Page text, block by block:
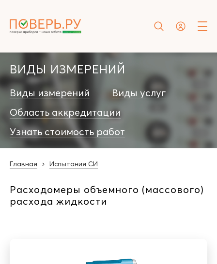
ВИДЫ ИЗМЕРЕНИЙ
Виды измерений
Виды услуг
Область аккредитации
Узнать стоимость работ
Главная Испытания СИ
Расходомеры объемного (массового)
расхода жидкости